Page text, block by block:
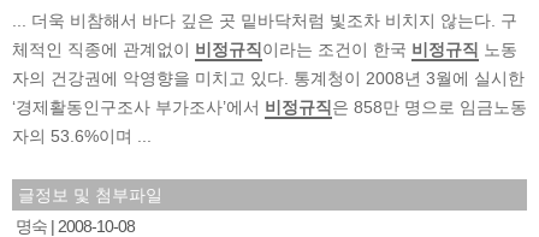
... 더욱 비참해서 바다 깊은 곳 밑바닥처럼 빛조차 비치지 않는다. 구
체적인 직종에 관계없이 비정규직이라는 조건이 한국 비정규직 노동
자의 건강권에 악영향을 미치고 있다. 통계청이 2008년 3월에 실시한
‘경제활동인구조사 부가조사’에서 비정규직은 858만 명으로 임금노동
자의 53.6%이며 ...
글정보 및 첨부파일
명숙
2008-10-08